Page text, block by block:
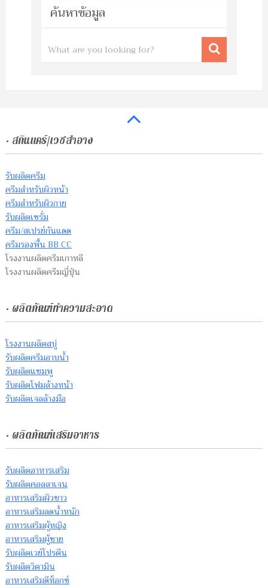
ค้นหาข้อมูล
• สกินแคร์/เวชสำอาง
รับผลิตครีม
ครีมสำหรับผิวหน้า
ครีมสำหรับผิวกาย
รับผลิตเซรั่ม
ครีม/สเปรย์กันแดด
ครีมรองพื้น BB CC
โรงงานผลิตครีมเกาหลี
โรงงานผลิตครีมญี่ปุ่น
• ผลิตภัณฑ์ทำความสะอาด
โรงงานผลิตสบู่
รับผลิตครีมอาบน้ำ
รับผลิตแชมพู
รับผลิตโฟมล้างหน้า
รับผลิตเจลล้างมือ
• ผลิตภัณฑ์เสริมอาหาร
รับผลิตอาหารเสริม
รับผลิตคอลลาเจน
อาหารเสริมผิวขาว
อาหารเสริมลดน้ำหนัก
อาหารเสริมผู้หญิง
อาหารเสริมผู้ชาย
รับผลิตเวย์โปรตีน
รับผลิตวิตามิน
อาหารเสริมดีท็อกซ์